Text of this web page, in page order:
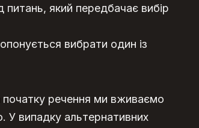
питань, який передбачає вибір
вибрати один із
речення ми вживаємо
У випадку альтернативних